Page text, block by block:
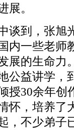
展。
到，张旭
内一些老师
展的生命力
公益讲学，
授30余年创
怀，培养了
，不少弟子